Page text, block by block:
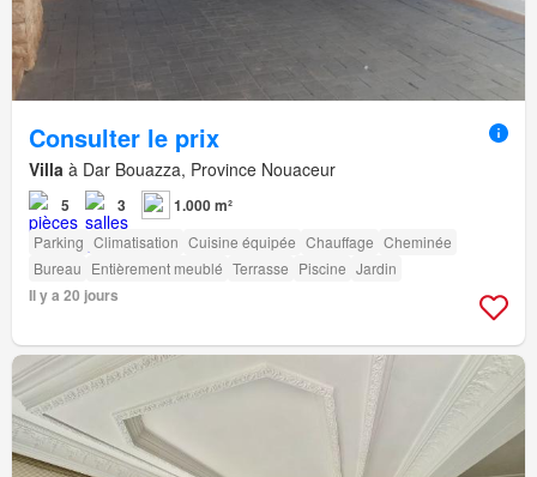
Consulter le prix
Villa à Dar Bouazza, Province Nouaceur
5 3 1.000 m²
Parking Climatisation Cuisine équipée Chauffage Cheminée
Bureau Entièrement meublé Terrasse Piscine Jardin
Il y a 20 jours